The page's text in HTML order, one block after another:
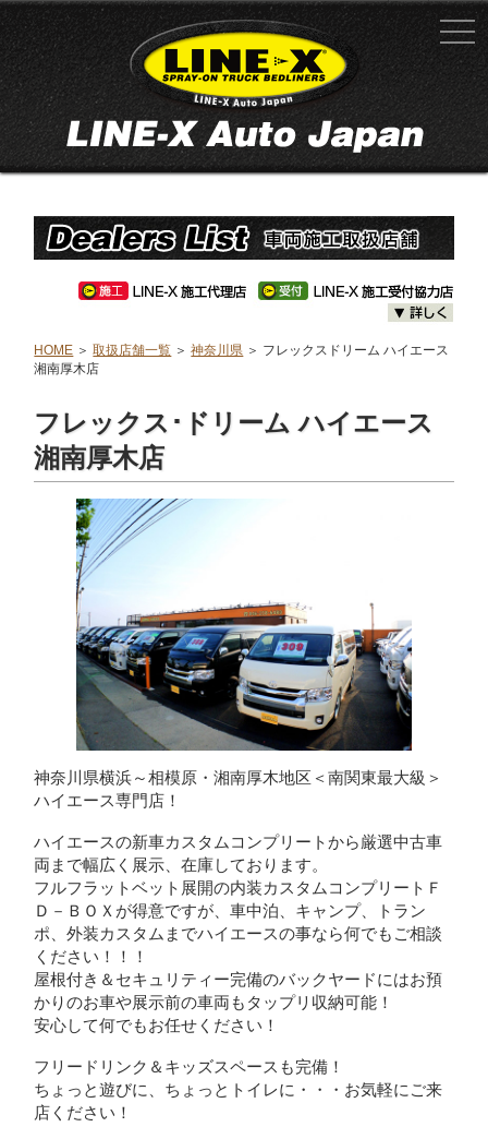
HOME ＞取扱店舗一覧 ＞神奈川県 ＞ フレックスドリーム ハイエース
湘南厚木店
フレックス･ドリーム ハイエース
湘南厚木店
神奈川県横浜～相模原・湘南厚木地区＜南関東最大級＞
ハイエース専門店！
ハイエースの新車カスタムコンプリートから厳選中古車
両まで幅広く展示、在庫しております。
フルフラットベット展開の内装カスタムコンプリートＦ
Ｄ－ＢＯＸが得意ですが、車中泊、キャンプ、トラン
ポ、外装カスタムまでハイエースの事なら何でもご相談
ください！！！
屋根付き＆セキュリティー完備のバックヤードにはお預
かりのお車や展示前の車両もタップリ収納可能！
安心して何でもお任せください！
フリードリンク＆キッズスペースも完備！
ちょっと遊びに、ちょっとトイレに・・・お気軽にご来
店ください！